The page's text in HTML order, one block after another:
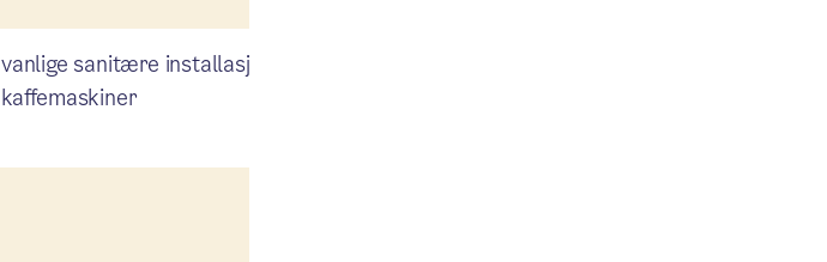
vanlige sanitære installasjoner, brus- og
kaffemaskiner